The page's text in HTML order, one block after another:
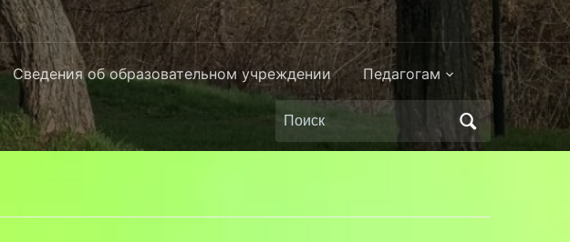
Сведения об образовательном учреждении Педагогам
Поиск
по: